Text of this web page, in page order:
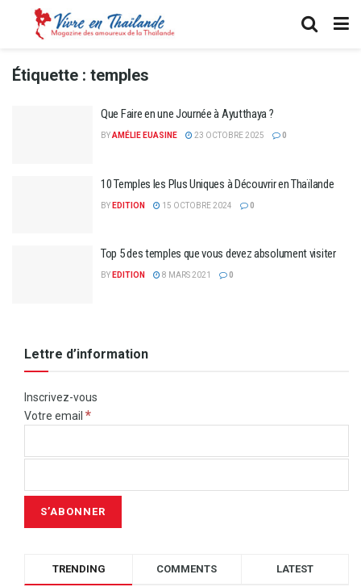
Étiquette : temples
Que Faire en une Journée à Ayutthaya ?
BYAMÉLIE EUASINE 23 OCTOBRE 2025 0
10 Temples les Plus Uniques à Découvrir en Thaïlande
BY EDITION 15 OCTOBRE 2024 0
Top 5 des temples que vous devez absolument visiter
BY EDITION 8 MARS 2021 0
Lettre d’information
Inscrivez-vous
Votre email *
TRENDING COMMENTS LATEST